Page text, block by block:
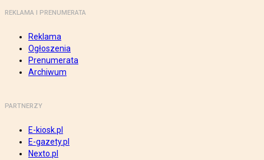
REKLAMA I PRENUMERATA
Reklama
Ogłoszenia
Prenumerata
Archiwum
PARTNERZY
E-kiosk.pl
E-gazety.pl
Nexto.pl